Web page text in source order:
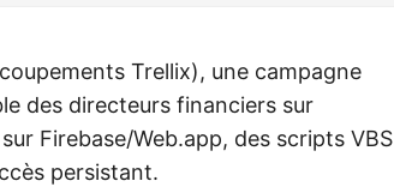
Trellix), une campagne
des directeurs financiers sur
Firebase/Web.app, des scripts VBS
persistant.